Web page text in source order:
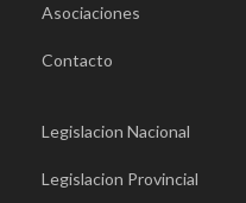
Asociaciones
Contacto
Legislacion Nacional
Legislacion Provincial